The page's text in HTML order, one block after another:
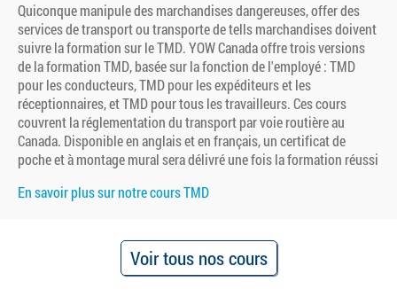
Quiconque manipule des marchandises dangereuses, offer des
services de transport ou transporte de tells marchandises doivent
suivre la formation sur le TMD. YOW Canada offre trois versions
de la formation TMD, basée sur la fonction de l'employé : TMD
pour les conducteurs, TMD pour les expéditeurs et les
réceptionnaires, et TMD pour tous les travailleurs. Ces cours
couvrent la réglementation du transport par voie routière au
Canada. Disponible en anglais et en français, un certificat de
poche et à montage mural sera délivré une fois la formation réussi
En savoir plus sur notre cours TMD
Voir tous nos cours